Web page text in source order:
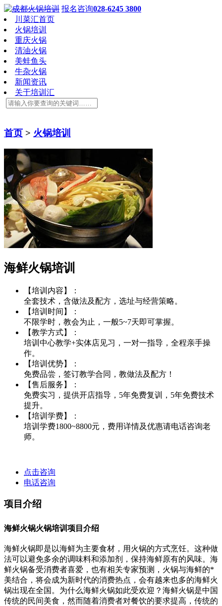
报名咨询028-6245 3800
川菜汇首页
火锅培训
重庆火锅
清油火锅
美蛙鱼头
牛杂火锅
新闻资讯
关于培训汇
首页 > 火锅培训
海鲜火锅培训
【培训内容】：
全套技术，含做法及配方，选址与经营策略。
【培训时间】：
不限学时，教会为止，一般5~7天即可掌握。
【教学方式】：
培训中心教学+实体店见习，一对一指导，全程亲手操
作。
【培训优势】：
免费品尝，签订教学合同，教做法及配方！
【售后服务】：
免费实习，提供开店指导，5年免费复训，5年免费技术
提升。
【培训学费】：
培训学费1800~8800元，费用详情及优惠请电话咨询老
师。
点击咨询
电话咨询
项目介绍
海鲜火锅火锅培训项目介绍
海鲜火锅即是以海鲜为主要食材，用火锅的方式烹饪。这种做
法可以避免多余的调味料和添加剂，保持海鲜原有的风味。海
鲜火锅备受消费者喜爱，也有相关专家预测，火锅与海鲜的*
美结合，将会成为新时代的消费热点，会有越来也多的海鲜火
锅出现在全国。为什么海鲜火锅如此受欢迎？海鲜火锅是中国
传统的民间美食，然而随着消费者对餐饮的要求提高，传统的